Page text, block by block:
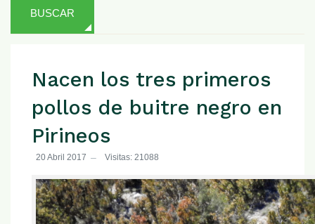
BUSCAR
Nacen los tres primeros
pollos de buitre negro en
Pirineos
20 Abril 2017 Visitas: 21088